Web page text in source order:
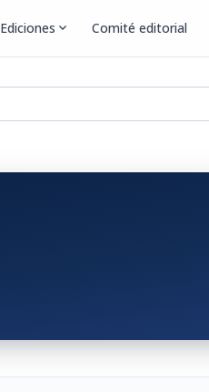
Ediciones expand_more Comité editorial